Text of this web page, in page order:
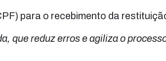
para o recebimento da
que reduz erros e agiliza o